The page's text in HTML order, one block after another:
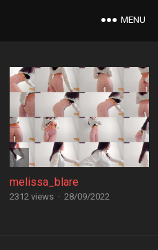
MENU
melissa_blare
2312 views · 28/09/2022